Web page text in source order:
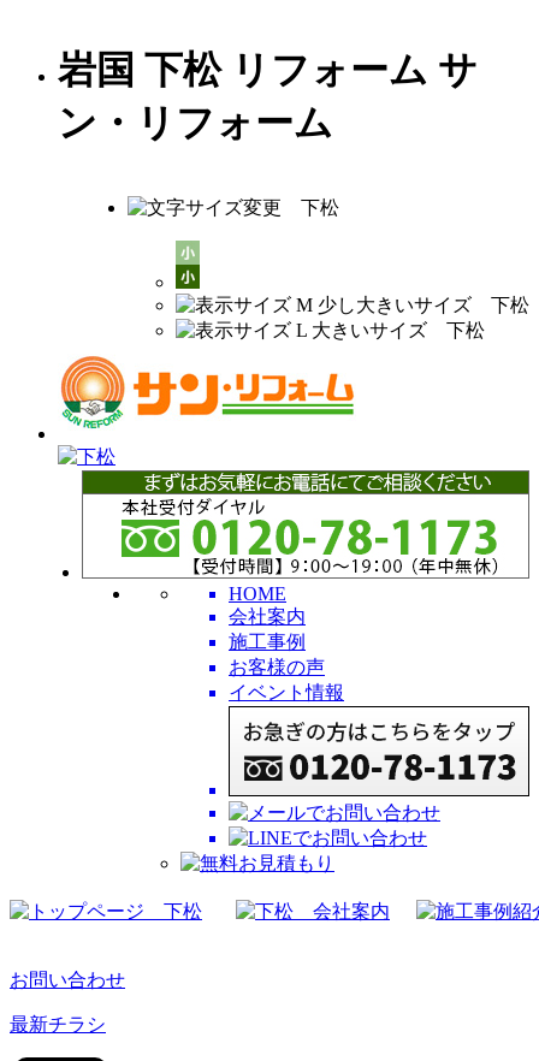
岩国 下松 リフォーム サ
ン・リフォーム
HOME
会社案内
施工事例
お客様の声
イベント情報
お問い合わせ
最新チラシ